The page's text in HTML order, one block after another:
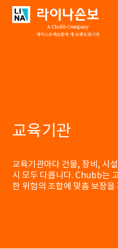
교육기관
교육기관마다 건물, 장비, 시
시 모두 다릅니다. Chubb는
한 위험의 조합에 맞춤 보장을